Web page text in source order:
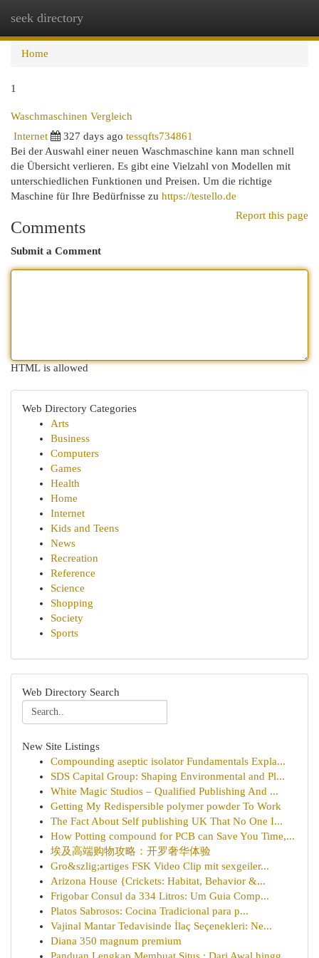
seek directory
Home
1
Waschmaschinen Vergleich
Internet
327 days ago tessqfts734861
Bei der Auswahl einer neuen Waschmaschine kann man schnell
die Übersicht verlieren. Es gibt eine Vielzahl von Modellen mit
unterschiedlichen Funktionen und Preisen. Um die richtige
Maschine für Ihre Bedürfnisse zu https://testello.de
Report this page
Comments
Submit a Comment
HTML is allowed
Web Directory Categories
Arts
Business
Computers
Games
Health
Home
Internet
Kids and Teens
News
Recreation
Reference
Science
Shopping
Society
Sports
Web Directory Search
New Site Listings
Compounding aseptic isolator Fundamentals Expla...
SDS Capital Group: Shaping Environmental and Pl...
White Magic Studios – Qualified Publishing And ...
Getting My Redispersible polymer powder To Work
The Fact About Self publishing UK That No One I...
How Potting compound for PCB can Save You Time,...
埃及高端购物攻略：开罗奢华体验
Gro&szlig;artiges FSK Video Clip mit sexgeiler...
Arizona House {Crickets: Habitat, Behavior &...
Frigobar Consul da 334 Litros: Um Guia Comp...
Platos Sabrosos: Cocina Tradicional para p...
Vajinal Mantar Tedavisinde İlaç Seçenekleri: Ne...
Diana 350 magnum premium